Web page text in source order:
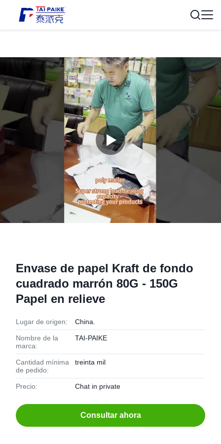
Envase de papel Kraft de fondo
cuadrado marrón 80G - 150G
Papel en relieve
Lugar de origen: China.
Nombre de la
marca:
TAI-PAIKE
Cantidad mínima
de pedido:
treinta mil
Precio: Chat in private
Consultar ahora